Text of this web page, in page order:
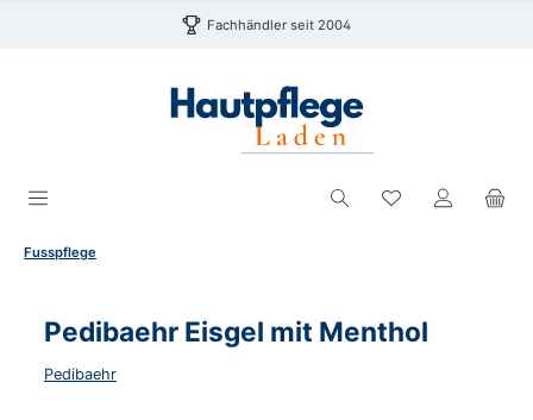
Zum Hauptinhalt springen Fachhändler seit 2004
Du hast 0
Fusspflege
Pedibaehr Eisgel mit Menthol
Pedibaehr